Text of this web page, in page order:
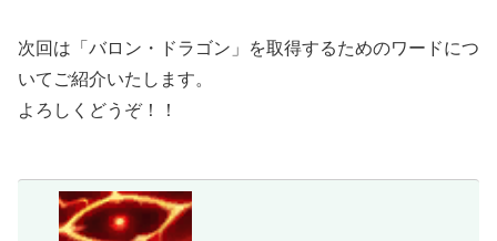
次回は「バロン・ドラゴン」を取得するためのワードにつ
いてご紹介いたします。
よろしくどうぞ！！